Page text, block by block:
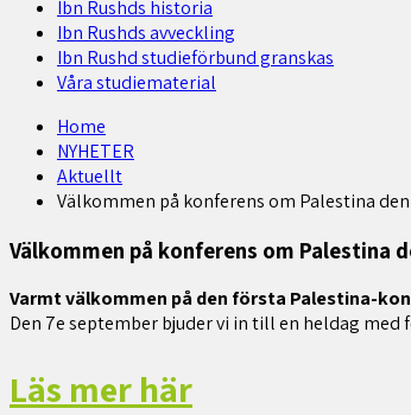
Ibn Rushds historia
Ibn Rushds avveckling
Ibn Rushd studieförbund granskas​
Våra studiematerial
Home
NYHETER
Aktuellt
Välkommen på konferens om Palestina
Välkommen på konferens om Palestina
Varmt välkommen på den första Palestina-
Den 7e september bjuder vi in till en heldag
Läs mer här